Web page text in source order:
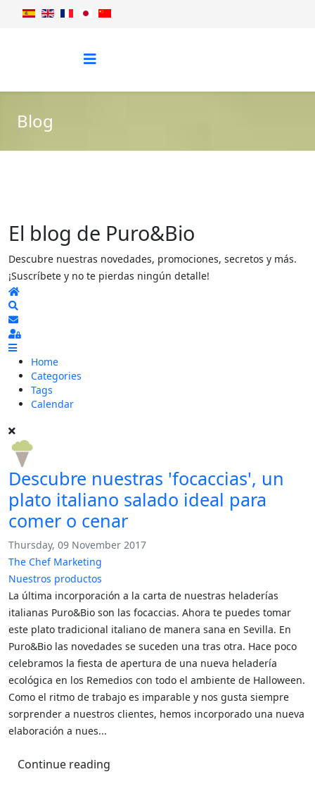
Blog
El blog de Puro&Bio
Descubre nuestras novedades, promociones, secretos y más.
¡Suscríbete y no te pierdas ningún detalle!
Home
Subscribe to blog
Sign In
Home
Categories
Tags
Calendar
Descubre nuestras 'focaccias', un
plato italiano salado ideal para
comer o cenar
Thursday, 09 November 2017
The Chef Marketing
Nuestros productos
La última incorporación a la carta de nuestras heladerías
italianas Puro&Bio son las focaccias. Ahora te puedes tomar
este plato tradicional italiano de manera sana en Sevilla. En
Puro&Bio las novedades se suceden una tras otra. Hace poco
celebramos la fiesta de apertura de una nueva heladería
ecológica en los Remedios con todo el ambiente de Halloween.
Como el ritmo de trabajo es imparable y nos gusta siempre
sorprender a nuestros clientes, hemos incorporado una nueva
elaboración a nues...
Continue reading